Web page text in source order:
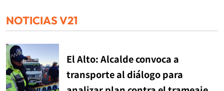
NOTICIAS V21
El Alto: Alcalde convoca a
transporte al diálogo para